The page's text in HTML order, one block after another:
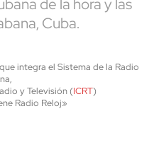
Cuba.
integra el Sistema de la Radio
y Televisión (ICRT)
Radio Reloj»